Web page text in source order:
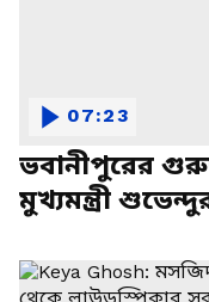
ভবানীপুরের
মুখ্যমন্ত্রী
07:23